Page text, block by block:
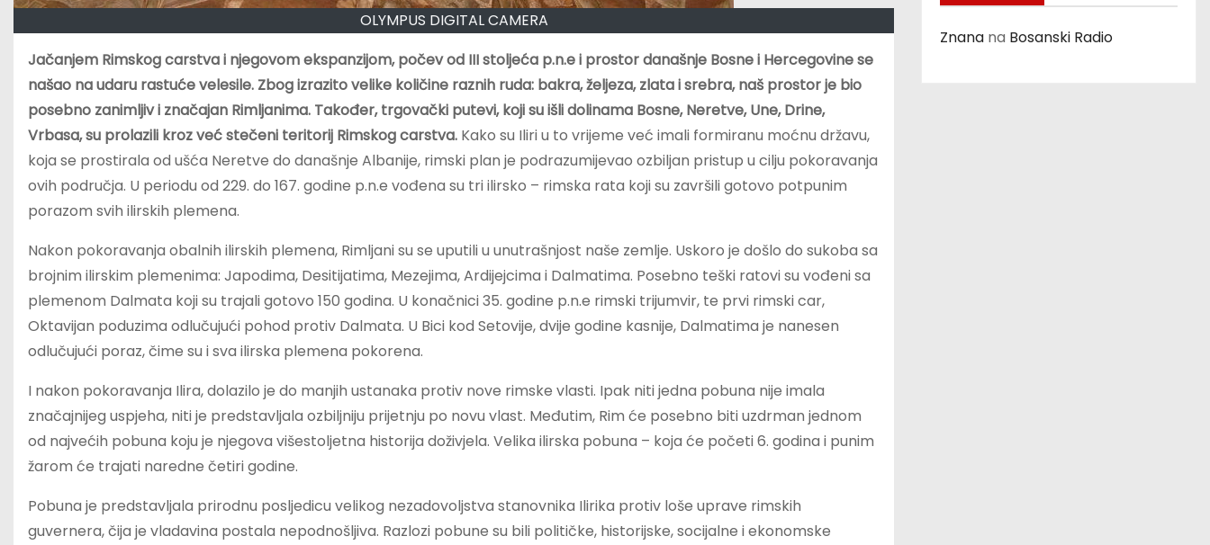
OLYMPUS DIGITAL CAMERA
Jačanjem Rimskog carstva i njegovom ekspanzijom, počev od III stoljeća p.n.e i prostor današnje Bosne i Hercegovine se
našao na udaru rastuće velesile. Zbog izrazito velike količine raznih ruda: bakra, željeza, zlata i srebra, naš prostor je bio
posebno zanimljiv i značajan Rimljanima. Također, trgovački putevi, koji su išli dolinama Bosne, Neretve, Une, Drine,
Vrbasa, su prolazili kroz već stečeni teritorij Rimskog carstva. Kako su Iliri u to vrijeme već imali formiranu moćnu državu,
koja se prostirala od ušća Neretve do današnje Albanije, rimski plan je podrazumijevao ozbiljan pristup u cilju pokoravanja
ovih područja. U periodu od 229. do 167. godine p.n.e vođena su tri ilirsko – rimska rata koji su završili gotovo potpunim
porazom svih ilirskih plemena.
Nakon pokoravanja obalnih ilirskih plemena, Rimljani su se uputili u unutrašnjost naše zemlje. Uskoro je došlo do sukoba sa
brojnim ilirskim plemenima: Japodima, Desitijatima, Mezejima, Ardijejcima i Dalmatima. Posebno teški ratovi su vođeni sa
plemenom Dalmata koji su trajali gotovo 150 godina. U konačnici 35. godine p.n.e rimski trijumvir, te prvi rimski car,
Oktavijan poduzima odlučujući pohod protiv Dalmata. U Bici kod Setovije, dvije godine kasnije, Dalmatima je nanesen
odlučujući poraz, čime su i sva ilirska plemena pokorena.
I nakon pokoravanja Ilira, dolazilo je do manjih ustanaka protiv nove rimske vlasti. Ipak niti jedna pobuna nije imala
značajnijeg uspjeha, niti je predstavljala ozbiljniju prijetnju po novu vlast. Međutim, Rim će posebno biti uzdrman jednom
od najvećih pobuna koju je njegova višestoljetna historija doživjela. Velika ilirska pobuna – koja će početi 6. godina i punim
žarom će trajati naredne četiri godine.
Pobuna je predstavljala prirodnu posljedicu velikog nezadovoljstva stanovnika Ilirika protiv loše uprave rimskih
guvernera, čija je vladavina postala nepodnošljiva. Razlozi pobune su bili političke, historijske, socijalne i ekonomske
Znana na Bosanski Radio